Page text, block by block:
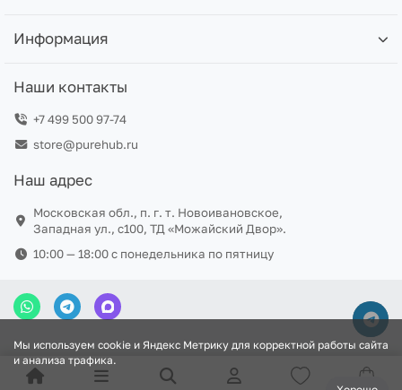
Мы используем cookie и Яндекс Метрику для корректной работы сайта
и анализа трафика.
Информация
Наши контакты
+7 499 500 97-74
store@purehub.ru
Наш адрес
Московская обл., п. г. т. Новоивановское,
Западная ул., с100, ТД «Можайский Двор».
10:00 — 18:00 c понедельника по пятницу